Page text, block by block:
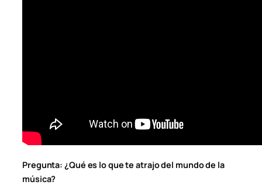
Pregunta: ¿Qué es lo que te atrajo del mundo de la
música?